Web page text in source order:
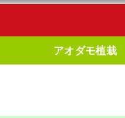
アオダモ植栽